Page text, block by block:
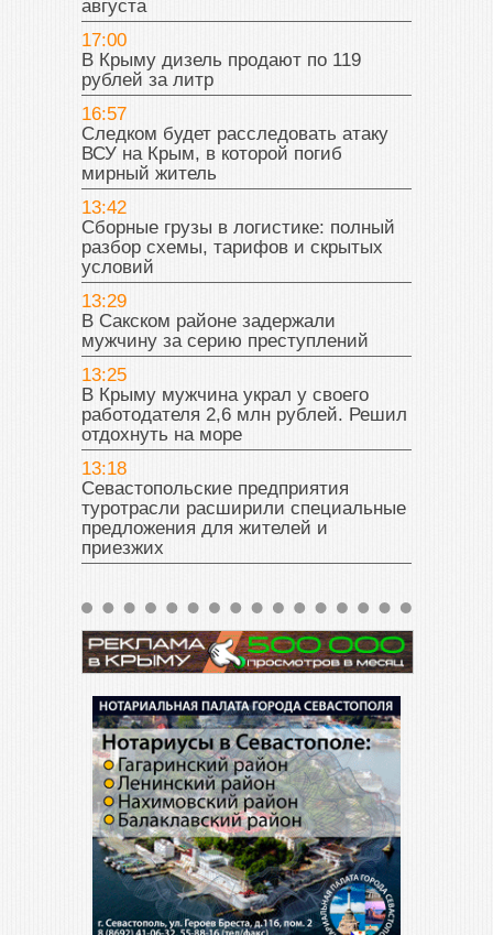
августа
17:00
В Крыму дизель продают по 119
рублей за литр
16:57
Следком будет расследовать атаку
ВСУ на Крым, в которой погиб
мирный житель
13:42
Сборные грузы в логистике: полный
разбор схемы, тарифов и скрытых
условий
13:29
В Сакском районе задержали
мужчину за серию преступлений
13:25
В Крыму мужчина украл у своего
работодателя 2,6 млн рублей. Решил
отдохнуть на море
13:18
Севастопольские предприятия
туротрасли расширили специальные
предложения для жителей и
приезжих